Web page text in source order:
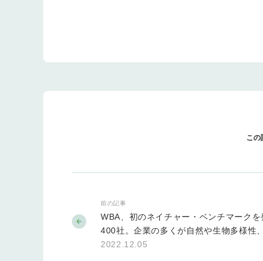
この
前の記事
WBA、初のネイチャー・ベンチマークを
400社。企業の多くが自然や生物多様性
の権利に対処をしていないと指摘、日本
2022.12.05